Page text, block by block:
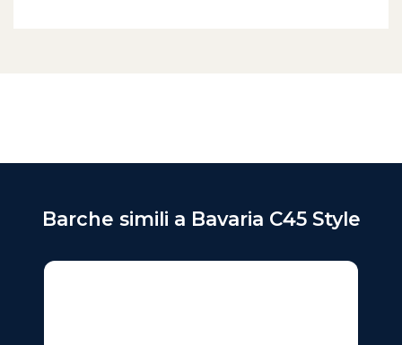
Barche simili a Bavaria C45 Style